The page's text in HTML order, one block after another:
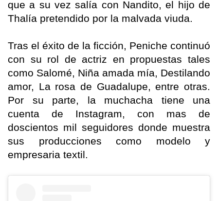
que a su vez salía con Nandito, el hijo de
Thalía pretendido por la malvada viuda.
Tras el éxito de la ficción, Peniche continuó
con su rol de actriz en propuestas tales
como Salomé, Niña amada mía, Destilando
amor, La rosa de Guadalupe, entre otras.
Por su parte, la muchacha tiene una
cuenta de Instagram, con mas de
doscientos mil seguidores donde muestra
sus producciones como modelo y
empresaria textil.